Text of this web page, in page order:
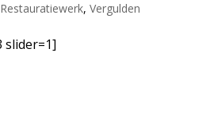
Restauratiewerk,Vergulden
slider=1]